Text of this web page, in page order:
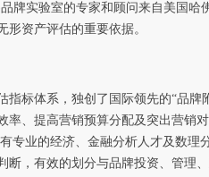
牌实验室的专家和顾问来自美国
资产评估的重要依据。
标体系，独创了国际领先的“品牌
、提高营销预算分配及突出营销
专业的经济、金融分析人才及数
，有效的划分与品牌投资、管理